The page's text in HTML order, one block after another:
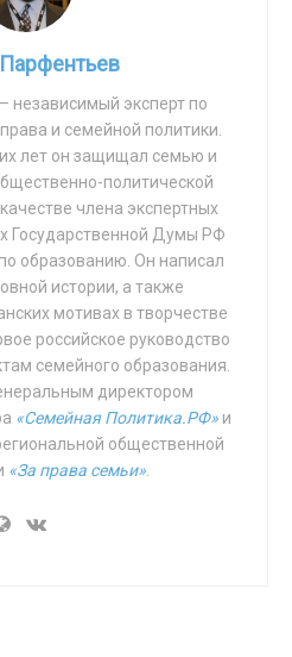
консульство
Нидерландов и
движению и
выделялись также такими
американской
мируFreedom House
«Медиазоны»OAK
ассоциация лесбиянок,
и
платформа интернет-
– независимый эксперт по
и семейной политики.
лет он защищал семью и
политической
члена экспертных
Государственной Думы РФ
образованию. Он написал
истории, а также
мотивах в творчестве
российское руководство
семейного образования.
директором
«Семейная Политика.РФ»и
общественной
«За права семьи».